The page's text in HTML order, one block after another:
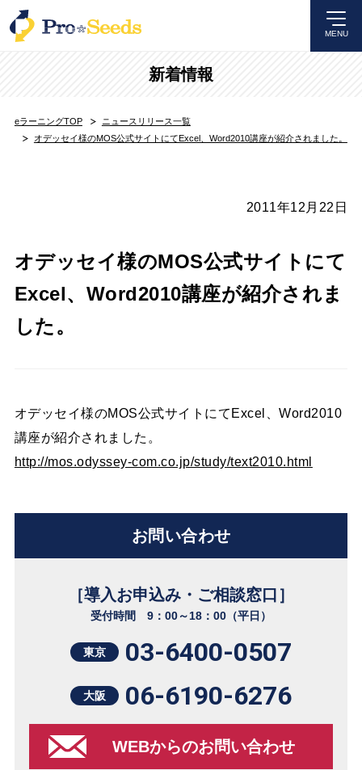
MENU
新着情報
eラーニングTOP
ニュースリリース一覧
オデッセイ様のMOS公式サイトにてExcel、Word2010講座が紹介されました。
2011年12月22日
オデッセイ様のMOS公式サイトにて
Excel、Word2010講座が紹介されま
した。
オデッセイ様のMOS公式サイトにてExcel、Word2010
講座が紹介されました。
http://mos.odyssey-com.co.jp/study/text2010.html
お問い合わせ
［導入お申込み・ご相談窓口］
受付時間 9：00～18：00（平日）
東京 03-6400-0507
大阪 06-6190-6276
WEBからのお問い合わせ